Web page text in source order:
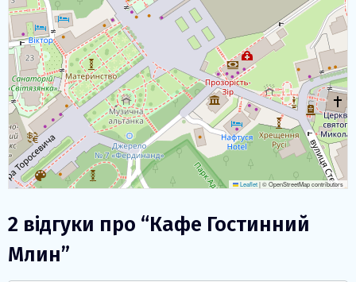
Leaflet|© OpenStreetMap contributors
2 відгуки про “Кафе Гостинний
Млин”